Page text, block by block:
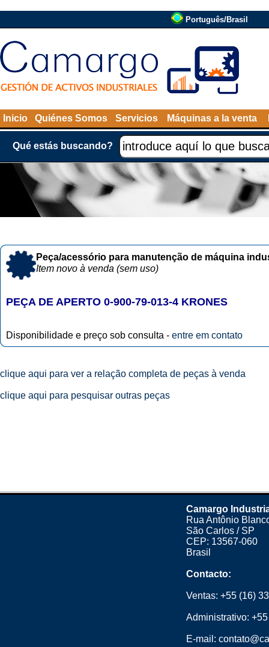
Português/Brasil
Inicio Quiénes Somos Servicios Máquinas a la venta
Qué estás buscando?
Peça/acessório para manutenção de máquina
Item novo à venda (sem uso)
PEÇA DE APERTO 0-900-79-013-4 KRONES
Disponibilidade e preço sob consulta - entre em contato
clique aqui para ver a relação completa de peças à venda
clique aqui para pesquisar outras peças
Camargo
Rua Antônio
São Carlos / SP
CEP: 13567-060
Brasil
Contacto:
Ventas: +55 (16)
Administrativo:
E-mail: